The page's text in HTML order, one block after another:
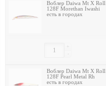
Воблер Daiwa Mt X Roll
128F Morethan Iwashi
есть в городах
-
+
Воблер Daiwa Mt X Roll
128F Pearl Metal Rh
есть в городах